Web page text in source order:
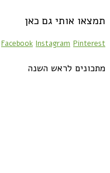
תמצאו אותי גם כאן
Facebook Instagram Pinterest
מתכונים לראש השנה